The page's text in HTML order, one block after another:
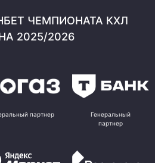
ЧЕМПИОНАТА КХЛ
2025/2026
партнер
Генеральный
партнер